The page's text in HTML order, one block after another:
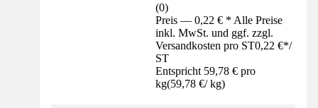
(0)
Preis — 0,22 € * Alle Preise
inkl. MwSt. und ggf. zzgl.
Versandkosten pro ST0,22 €*/
ST
Entspricht 59,78 € pro
kg(59,78 €/ kg)